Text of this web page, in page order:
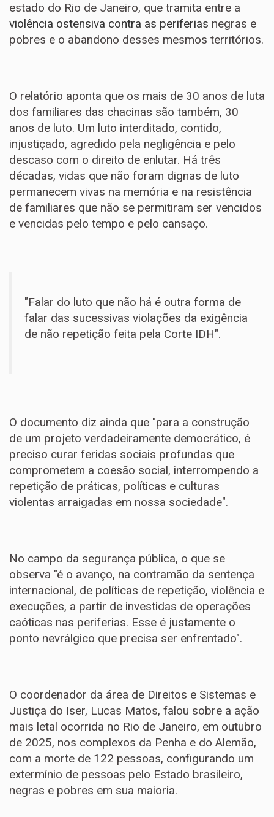
estado do Rio de Janeiro, que tramita entre a
violência ostensiva contra as periferias negras e
pobres e o abandono desses mesmos territórios.
O relatório aponta que os mais de 30 anos de luta
dos familiares das chacinas são também, 30
anos de luto. Um luto interditado, contido,
injustiçado, agredido pela negligência e pelo
descaso com o direito de enlutar. Há três
décadas, vidas que não foram dignas de luto
permanecem vivas na memória e na resistência
de familiares que não se permitiram ser vencidos
e vencidas pelo tempo e pelo cansaço.
"Falar do luto que não há é outra forma de
falar das sucessivas violações da exigência
de não repetição feita pela Corte IDH".
O documento diz ainda que "para a construção
de um projeto verdadeiramente democrático, é
preciso curar feridas sociais profundas que
comprometem a coesão social, interrompendo a
repetição de práticas, políticas e culturas
violentas arraigadas em nossa sociedade".
No campo da segurança pública, o que se
observa "é o avanço, na contramão da sentença
internacional, de políticas de repetição, violência e
execuções, a partir de investidas de operações
caóticas nas periferias. Esse é justamente o
ponto nevrálgico que precisa ser enfrentado".
O coordenador da área de Direitos e Sistemas e
Justiça do Iser, Lucas Matos, falou sobre a ação
mais letal ocorrida no Rio de Janeiro, em outubro
de 2025, nos complexos da Penha e do Alemão,
com a morte de 122 pessoas, configurando um
extermínio de pessoas pelo Estado brasileiro,
negras e pobres em sua maioria.